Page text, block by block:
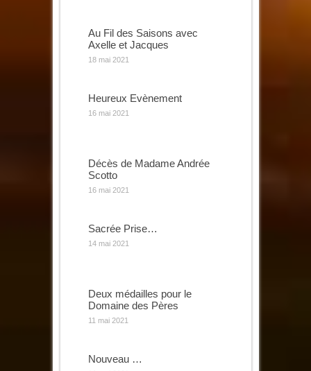
Au Fil des Saisons avec
Axelle et Jacques
18 mai 2021
Heureux Evènement
16 mai 2021
Décès de Madame Andrée
Scotto
16 mai 2021
Sacrée Prise…
14 mai 2021
Deux médailles pour le
Domaine des Pères
11 mai 2021
Nouveau …